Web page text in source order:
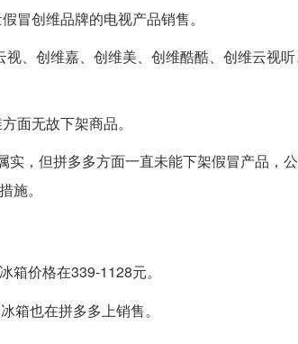
冒创维品牌的电视产品销售。
、创维嘉、创维美、创维酷酷、创维云视
面无故下架商品。
，但拼多多方面一直未能下架假冒产品，
施。
箱价格在339-1128元。
箱也在拼多多上销售。